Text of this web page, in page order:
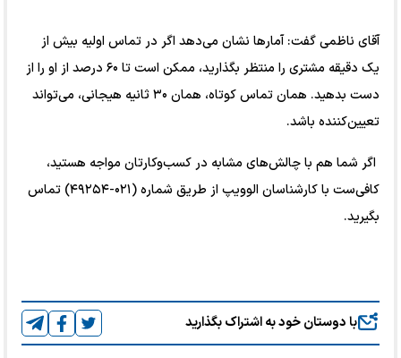
آقای ناظمی گفت: آمارها نشان می‌دهد اگر در تماس اولیه بیش از
یک دقیقه مشتری را منتظر بگذارید، ممکن است تا ۶۰ درصد از او را از
دست بدهید. همان تماس کوتاه، همان ۳۰ ثانیه هیجانی، می‌تواند
تعیین‌کننده باشد.
اگر شما هم با چالش‌های مشابه در کسب‌وکارتان مواجه هستید،
کافی‌ست با کارشناسان الوویپ از طریق شماره (۰۲۱-۴۹۲۵۴) تماس
بگیرید.
با دوستان خود به اشتراک بگذارید